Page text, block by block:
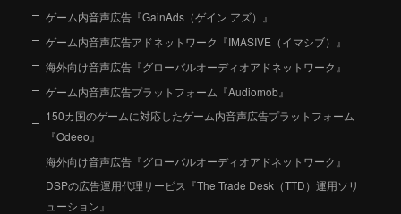
ゲーム内音声広告『GainAds（ゲイン アズ）』
ゲーム内音声広告アドネットワーク『IMASIVE（イマシブ）』
海外向け音声広告『グローバルオーディオアドネットワーク』
ゲーム内音声広告プラットフォーム『Audiomob』
150カ国のゲームに対応したゲーム内音声広告プラットフォーム
『Odeeo』
海外向け音声広告『グローバルオーディオアドネットワーク』
DSPの広告運用代理サービス『The Trade Desk（TTD）運用ソリ
ューション』